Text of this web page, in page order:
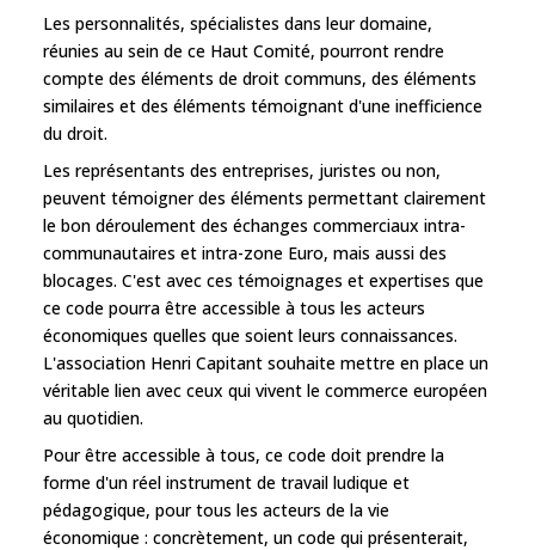
Les personnalités, spécialistes dans leur domaine,
réunies au sein de ce Haut Comité, pourront rendre
compte des éléments de droit communs, des éléments
similaires et des éléments témoignant d'une inefficience
du droit.
Les représentants des entreprises, juristes ou non,
peuvent témoigner des éléments permettant clairement
le bon déroulement des échanges commerciaux intra-
communautaires et intra-zone Euro, mais aussi des
blocages. C'est avec ces témoignages et expertises que
ce code pourra être accessible à tous les acteurs
économiques quelles que soient leurs connaissances.
L'association Henri Capitant souhaite mettre en place un
véritable lien avec ceux qui vivent le commerce européen
au quotidien.
Pour être accessible à tous, ce code doit prendre la
forme d'un réel instrument de travail ludique et
pédagogique, pour tous les acteurs de la vie
économique : concrètement, un code qui présenterait,